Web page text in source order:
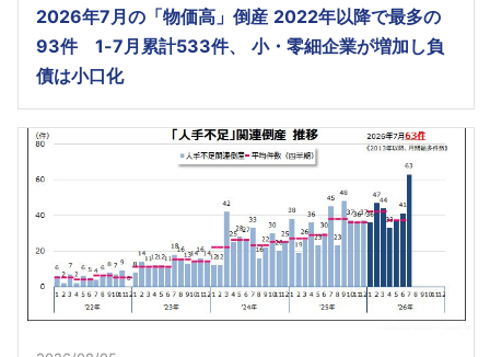
2026年7月の「物価高」倒産 2022年以降で最多の
93件 1-7月累計533件、 小・零細企業が増加し負
債は小口化